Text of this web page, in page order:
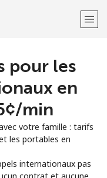
pour les
en
min
votre famille : tarifs
les portables en
internationaux pas